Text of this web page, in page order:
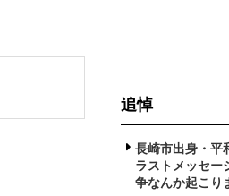
追悼
長崎市出身・平
ラストメッセ
争なんか起こり